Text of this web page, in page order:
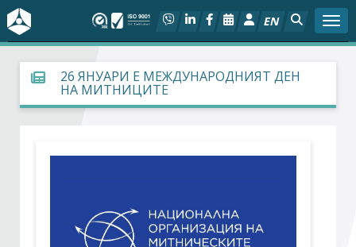
EN
За БСК
На фокус
Дейности
26 ЯНУАРИ Е МЕЖДУНАРОДНИЯТ ДЕН
НА МИТНИЦИТЕ